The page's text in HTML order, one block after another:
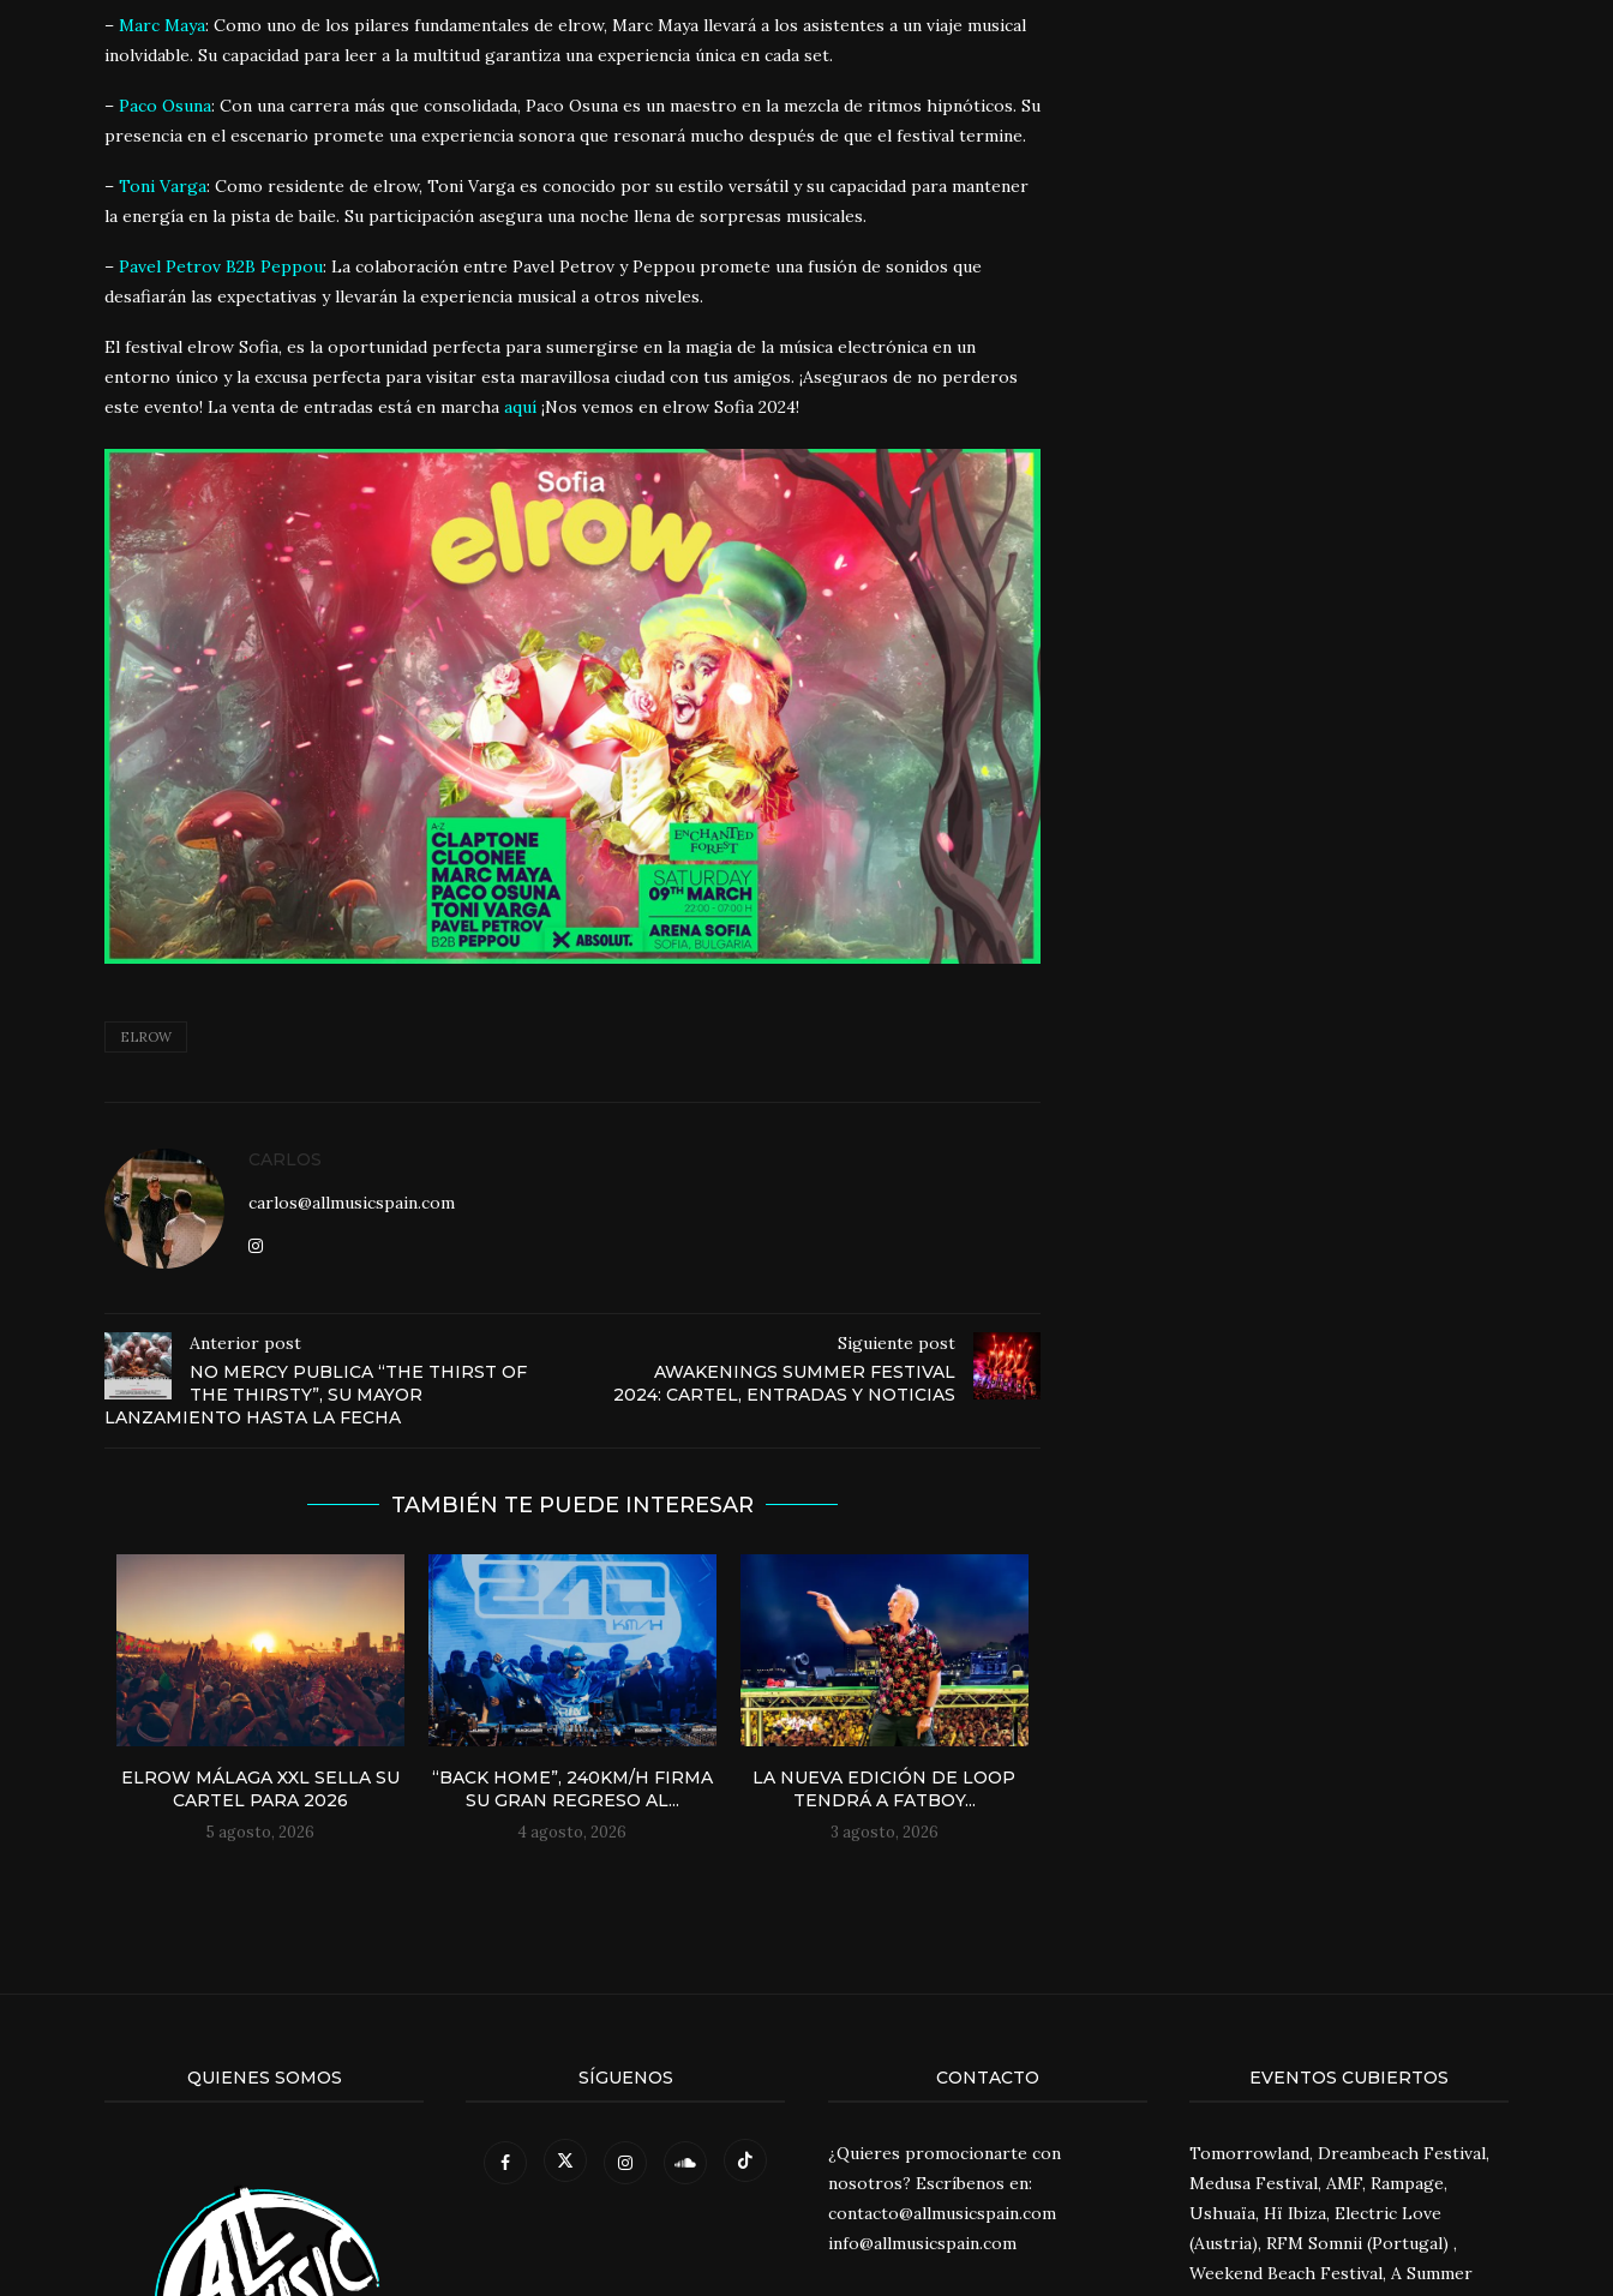
– Marc Maya: Como uno de los pilares fundamentales de elrow, Marc Maya llevará a los asistentes a un viaje musical
inolvidable. Su capacidad para leer a la multitud garantiza una experiencia única en cada set.
– Paco Osuna: Con una carrera más que consolidada, Paco Osuna es un maestro en la mezcla de ritmos hipnóticos. Su
presencia en el escenario promete una experiencia sonora que resonará mucho después de que el festival termine.
– Toni Varga: Como residente de elrow, Toni Varga es conocido por su estilo versátil y su capacidad para mantener
la energía en la pista de baile. Su participación asegura una noche llena de sorpresas musicales.
– Pavel Petrov B2B Peppou: La colaboración entre Pavel Petrov y Peppou promete una fusión de sonidos que
desafiarán las expectativas y llevarán la experiencia musical a otros niveles.
El festival elrow Sofia, es la oportunidad perfecta para sumergirse en la magia de la música electrónica en un
entorno único y la excusa perfecta para visitar esta maravillosa ciudad con tus amigos. ¡Aseguraos de no perderos
este evento! La venta de entradas está en marcha aquí ¡Nos vemos en elrow Sofia 2024!
ELROW
CARLOS
carlos@allmusicspain.com
Anterior post
NO MERCY PUBLICA “THE THIRST OF
THE THIRSTY”, SU MAYOR
LANZAMIENTO HASTA LA FECHA
Siguiente post
AWAKENINGS SUMMER FESTIVAL
2024: CARTEL, ENTRADAS Y NOTICIAS
TAMBIÉN TE PUEDE INTERESAR
ELROW MÁLAGA XXL SELLA SU
CARTEL PARA 2026
5 agosto, 2026
“BACK HOME”, 240KM/H FIRMA
SU GRAN REGRESO AL...
4 agosto, 2026
LA NUEVA EDICIÓN DE LOOP
TENDRÁ A FATBOY...
3 agosto, 2026
QUIENES SOMOS SÍGUENOS CONTACTO
¿Quieres promocionarte con
nosotros? Escríbenos en:
contacto@allmusicspain.com
info@allmusicspain.com
EVENTOS CUBIERTOS
Tomorrowland, Dreambeach Festival,
Medusa Festival, AMF, Rampage,
Ushuaïa, Hï Ibiza, Electric Love
(Austria), RFM Somnii (Portugal) ,
Weekend Beach Festival, A Summer